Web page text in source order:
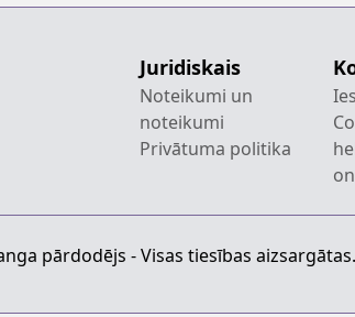
Juridiskais
Noteikumi un
noteikumi
Privātuma politika
pārdodējs - Visas tiesības aizsargātas.